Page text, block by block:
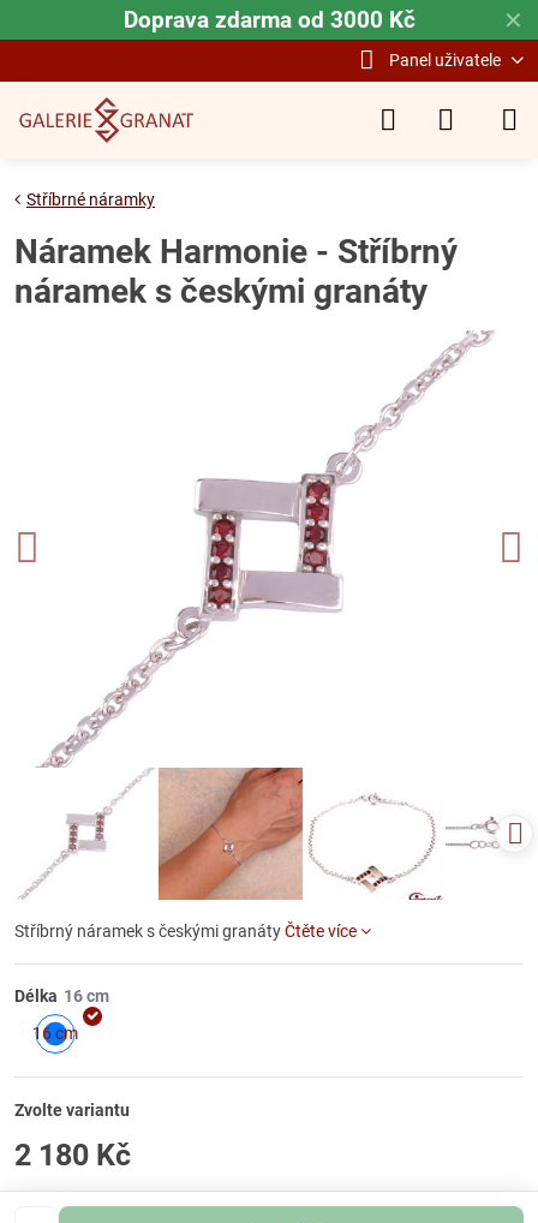
✕
Doprava zdarma od 3000 Kč
Panel uživatele
Stříbrné náramky
Náramek Harmonie - Stříbrný
náramek s českými granáty
Stříbrný náramek s českými granátyČtěte více
Délka
16 cm
Zvolte variantu
2 180 Kč